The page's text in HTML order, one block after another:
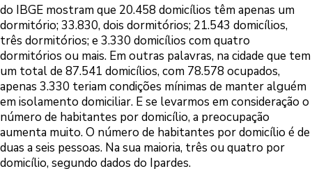
do IBGE mostram que 20.458 domicílios têm apenas um
dormitório; 33.830, dois dormitórios; 21.543 domicílios,
três dormitórios; e 3.330 domicílios com quatro
dormitórios ou mais. Em outras palavras, na cidade que tem
um total de 87.541 domicílios, com 78.578 ocupados,
apenas 3.330 teriam condições mínimas de manter alguém
em isolamento domiciliar. E se levarmos em consideração o
número de habitantes por domicílio, a preocupação
aumenta muito. O número de habitantes por domicílio é de
duas a seis pessoas. Na sua maioria, três ou quatro por
domicílio, segundo dados do Ipardes.